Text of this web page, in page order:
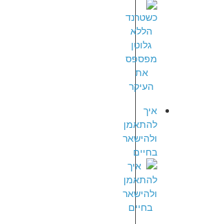
איך
להתאמן
ולהישאר
בחיים